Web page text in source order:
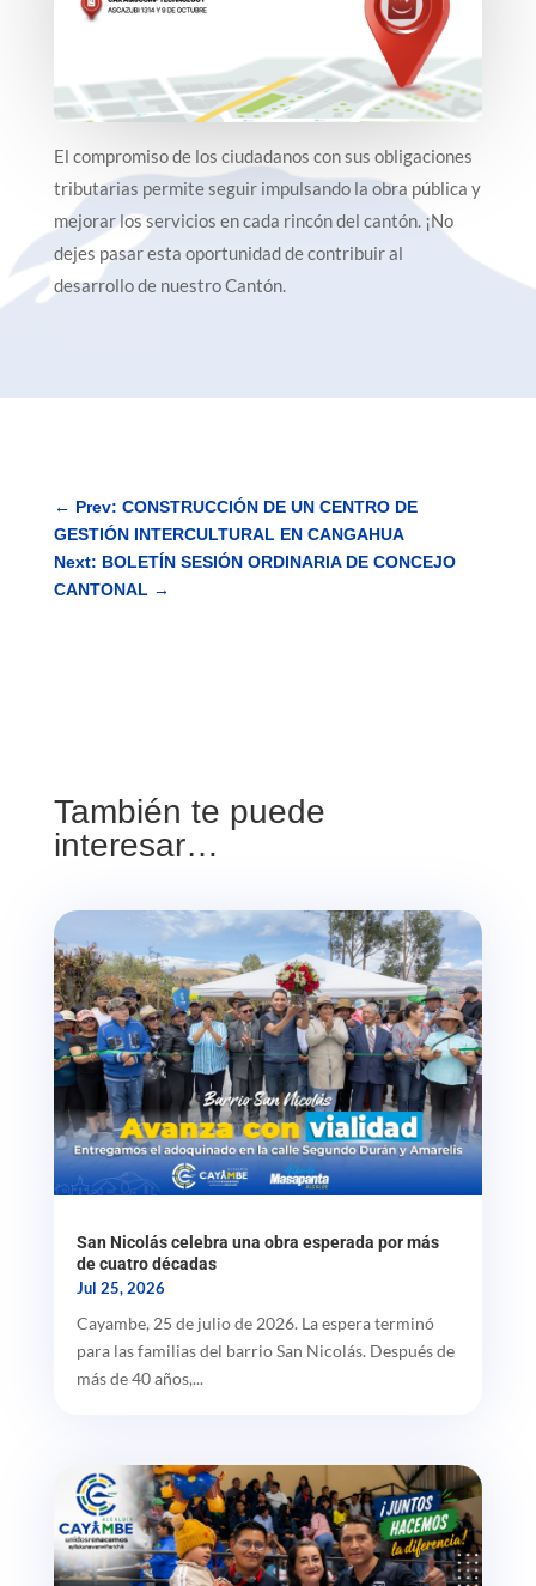
El compromiso de los ciudadanos con sus obligaciones
tributarias permite seguir impulsando la obra pública y
mejorar los servicios en cada rincón del cantón. ¡No
dejes pasar esta oportunidad de contribuir al
desarrollo de nuestro Cantón.
← Prev: CONSTRUCCIÓN DE UN CENTRO DE
GESTIÓN INTERCULTURAL EN CANGAHUA
Next: BOLETÍN SESIÓN ORDINARIA DE CONCEJO
CANTONAL →
También te puede
interesar…
San Nicolás celebra una obra esperada por más
de cuatro décadas
Jul 25, 2026
Cayambe, 25 de julio de 2026. La espera terminó
para las familias del barrio San Nicolás. Después de
más de 40 años,...